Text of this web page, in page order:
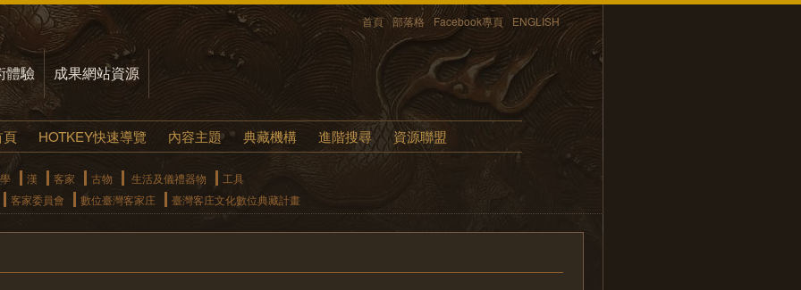
首頁 部落格 Facebook專頁 ENGLISH
體驗 成果網站資源
HOTKEY快速導覽 內容主題 典藏機構 進階搜尋 資源聯盟
漢 客家 古物 生活及儀禮器物
工具
客家委員會
數位臺灣客家庄 臺灣客庄文化數位典藏計畫